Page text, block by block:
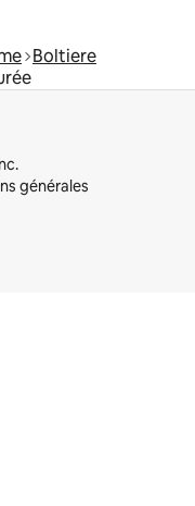
Boltiere
générales